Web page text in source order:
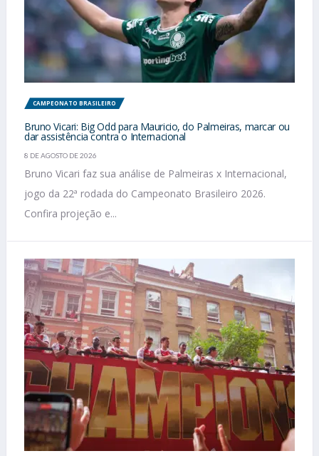
CAMPEONATO BRASILEIRO
Bruno Vicari: Big Odd para Mauricio, do Palmeiras, marcar ou
dar assistência contra o Internacional
8 DE AGOSTO DE 2026
Bruno Vicari faz sua análise de Palmeiras x Internacional,
jogo da 22ª rodada do Campeonato Brasileiro 2026.
Confira projeção e...